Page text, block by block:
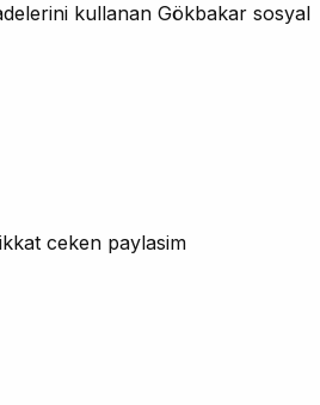
kullanan Gökbakar sosyal